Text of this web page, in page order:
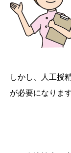
しかし、人工授
が必要になりま